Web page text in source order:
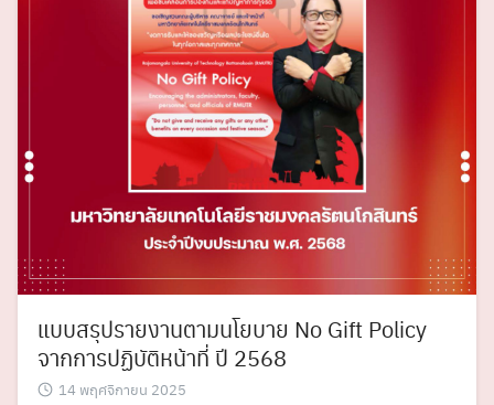
แบบสรุปรายงานตามนโยบาย No Gift Policy
จากการปฏิบัติหน้าที่ ปี 2568
14 พฤศจิกายน 2025